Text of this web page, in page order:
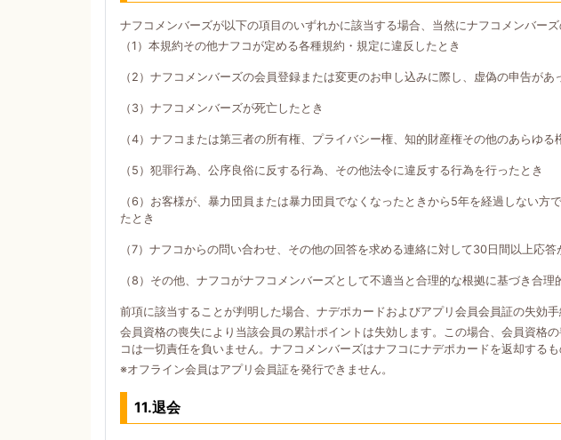
ナフコメンバーズが以下の項目のいずれかに該当する場合、当然にナフコメンバーズ
（1）本規約その他ナフコが定める各種規約・規定に違反したとき
（2）ナフコメンバーズの会員登録または変更のお申し込みに際し、虚偽の申告があ
（3）ナフコメンバーズが死亡したとき
（4）ナフコまたは第三者の所有権、プライバシー権、知的財産権その他のあらゆ
（5）犯罪行為、公序良俗に反する行為、その他法令に違反する行為を行ったとき
（6）お客様が、暴力団員または暴力団員でなくなったときから5年を経過しない
たとき
（7）ナフコからの問い合わせ、その他の回答を求める連絡に対して30日間以上応答
（8）その他、ナフコがナフコメンバーズとして不適当と合理的な根拠に基づき合理
前項に該当することが判明した場合、ナデポカードおよびアプリ会員会員証の失効
会員資格の喪失により当該会員の累計ポイントは失効します。この場合、会員資格
コは一切責任を負いません。ナフコメンバーズはナフコにナデポカードを返却するも
※オフライン会員はアプリ会員証を発行できません。
11.退会